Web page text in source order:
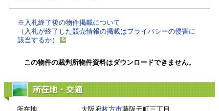
※入札終了後の物件掲載について
（入札が終了した競売情報の掲載はプライバシーの侵害に
該当するか）
この物件の裁判所物件資料はダウンロードできません。
所在地・交通
所在地 大阪府枚方市藤阪元町三丁目